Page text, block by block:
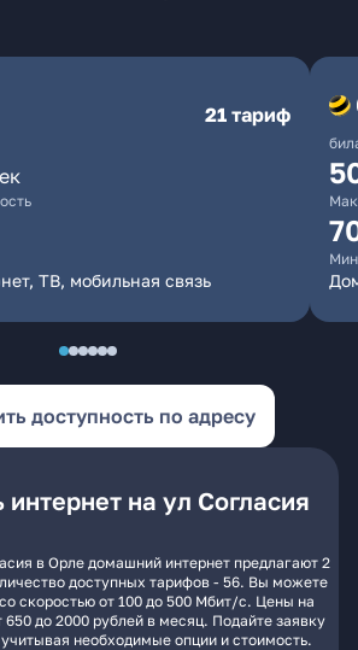
21 тариф
ТВ, мобильная связь
доступность по адресу
на ул Согласия
в Орле домашний интернет предлагают 2
доступных тарифов - 56. Вы можете
скоростью от 100 до 500 Мбит/с. Цены на
650 до 2000 рублей в месяц. Подайте заявку
необходимые опции и стоимость.